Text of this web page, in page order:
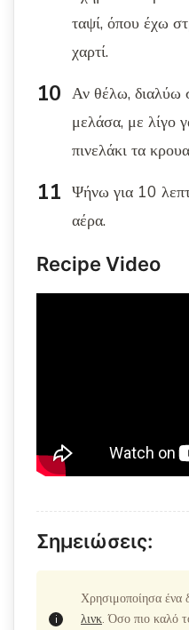
ταψί, όπου έχω
χαρτί.
Αν θέλω, διαλύω
μελάσα, με λίγο
πινελάκι τα
Ψήνω για 10
αέρα.
Recipe Video
Σημειώσεις:
Χρησιμοποίησα ένα
λινκ. Όσο πιο καλό